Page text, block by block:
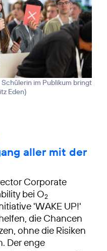
im Publikum bringt
Eden)
aller mit der
Corporate
bei O2
'WAKE UP!'
die Chancen
ohne die Risiken
Der enge